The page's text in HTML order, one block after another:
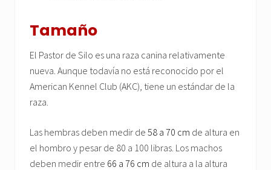
Tamaño
El Pastor de Silo es una raza canina relativamente
nueva. Aunque todavía no está reconocido por el
American Kennel Club (AKC), tiene un estándar de la
raza.
Las hembras deben medir de 58 a 70 cm de altura en
el hombro y pesar de 80 a 100 libras. Los machos
deben medir entre 66 a 76 cm de altura a la altura